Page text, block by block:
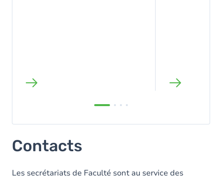
Contacts
Les secrétariats de Faculté sont au service des